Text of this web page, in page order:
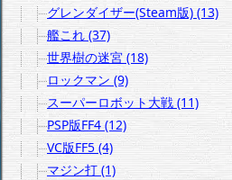
グレンダイザー(Steam版) (13)
艦これ (37)
世界樹の迷宮 (18)
ロックマン (9)
スーパーロボット大戦 (11)
PSP版FF4 (12)
VC版FF5 (4)
マジン打 (1)